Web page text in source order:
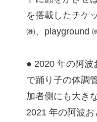
を搭載したチケ
㈱、playground
● 2020 年の阿波
で踊り子の体調
加者側にも大き
2021 年の阿波